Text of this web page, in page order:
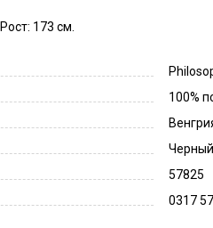
173 см.
100%
Черный
57825
0317